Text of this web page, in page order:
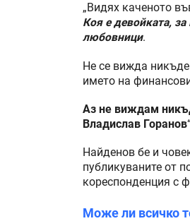
„Видях каченото
Коя е девойката,
любовници.
Не се вижда
името на
Аз не виждам
Владислав Горанов
Найденов бе и
публикуваните от
кореспонденция с
Може ли всичко